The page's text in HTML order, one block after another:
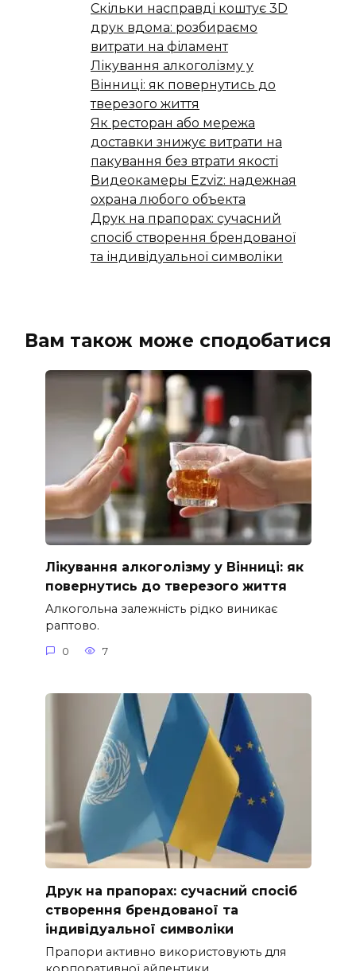
Скільки насправді коштує 3D
друк вдома: розбираємо
витрати на філамент
Лікування алкоголізму у
Вінниці: як повернутись до
тверезого життя
Як ресторан або мережа
доставки знижує витрати на
пакування без втрати якості
Видеокамеры Ezviz: надежная
охрана любого объекта
Друк на прапорах: сучасний
спосіб створення брендованої
та індивідуальної символіки
Вам також може сподобатися
Лікування алкоголізму у Вінниці: як
повернутись до тверезого життя
Алкогольна залежність рідко виникає
раптово.
0 7
Друк на прапорах: сучасний спосіб
створення брендованої та
індивідуальної символіки
Прапори активно використовують для